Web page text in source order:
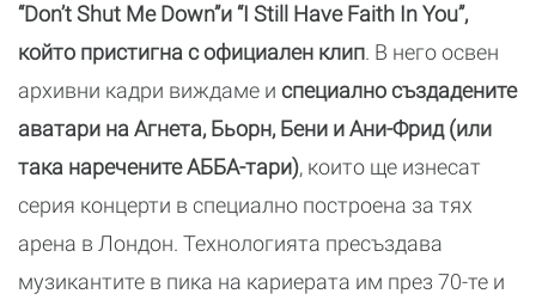
“Don’t Shut Me Down”и “I Still Have Faith In You”,
който пристигна с официален клип. В него освен
архивни кадри виждаме и специално създадените
аватари на Агнета, Бьорн, Бени и Ани-Фрид (или
така наречените AББA-тари), които ще изнесат
серия концерти в специално построена за тях
арена в Лондон. Технологията пресъздава
музикантите в пика на кариерата им през 70-те и